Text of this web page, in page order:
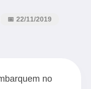
📅 22/11/2019
no